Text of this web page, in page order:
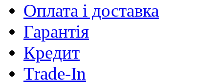
Оплата і доставка
Гарантія
Кредит
Trade-In